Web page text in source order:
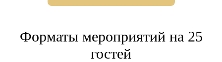
Форматы мероприятий на 25
гостей